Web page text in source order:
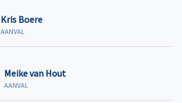
Kris Boere
AANVAL
Meike van Hout
AANVAL